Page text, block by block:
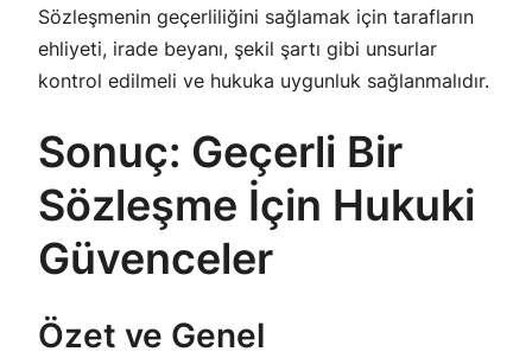
Sözleşmenin geçerliliğini sağlamak için tarafların
ehliyeti, irade beyanı, şekil şartı gibi unsurlar
kontrol edilmeli ve hukuka uygunluk sağlanmalıdır.
Sonuç: Geçerli Bir
Sözleşme İçin Hukuki
Güvenceler
Özet ve Genel